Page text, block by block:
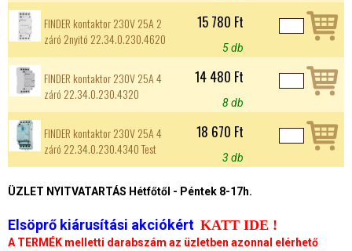
FINDER kontaktor 230V 25A 2
záró 2nyitó 22.34.0.230.4620
15 780 Ft
5 db
FINDER kontaktor 230V 25A 4
záró 22.34.0.230.4320
14 480 Ft
8 db
FINDER kontaktor 230V 25A 4
záró 22.34.0.230.4340 Test
18 670 Ft
3 db
ÜZLET NYITVATARTÁS Hétfőtől - Péntek 8-17h.
Elsöprő kiárusítási akciókért KATT IDE !
A TERMÉK melletti darabszám az üzletben azonnal elérhető